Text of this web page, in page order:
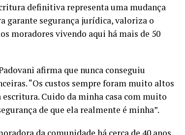
definitiva representa uma mudança
garante segurança jurídica, valoriza o
moradores vivendo aqui há mais de 50
afirma que nunca conseguiu
“Os custos sempre foram muito altos
Cuido da minha casa com muito
de que ela realmente é minha”.